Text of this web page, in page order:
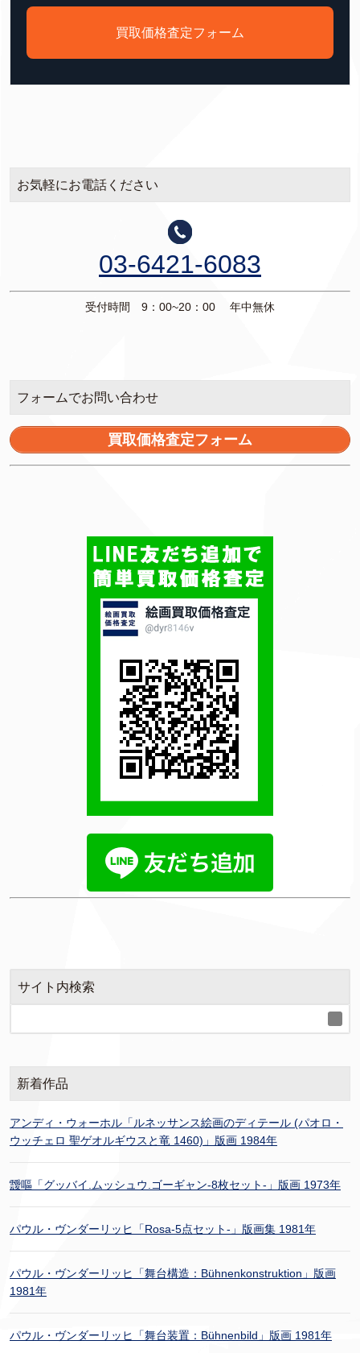
買取価格査定フォーム
お気軽にお電話ください
03-6421-6083
受付時間 9：00~20：00 年中無休
フォームでお問い合わせ
買取価格査定フォーム
サイト内検索
新着作品
アンディ・ウォーホル「ルネッサンス絵画のディテール (パオロ・
ウッチェロ 聖ゲオルギウスと竜 1460)」版画 1984年
靉嘔「グッバイ.ムッシュウ.ゴーギャン-8枚セット-」版画 1973年
パウル・ヴンダーリッヒ「Rosa-5点セット-」版画集 1981年
パウル・ヴンダーリッヒ「舞台構造：Bühnenkonstruktion」版画
1981年
パウル・ヴンダーリッヒ「舞台装置：Bühnenbild」版画 1981年